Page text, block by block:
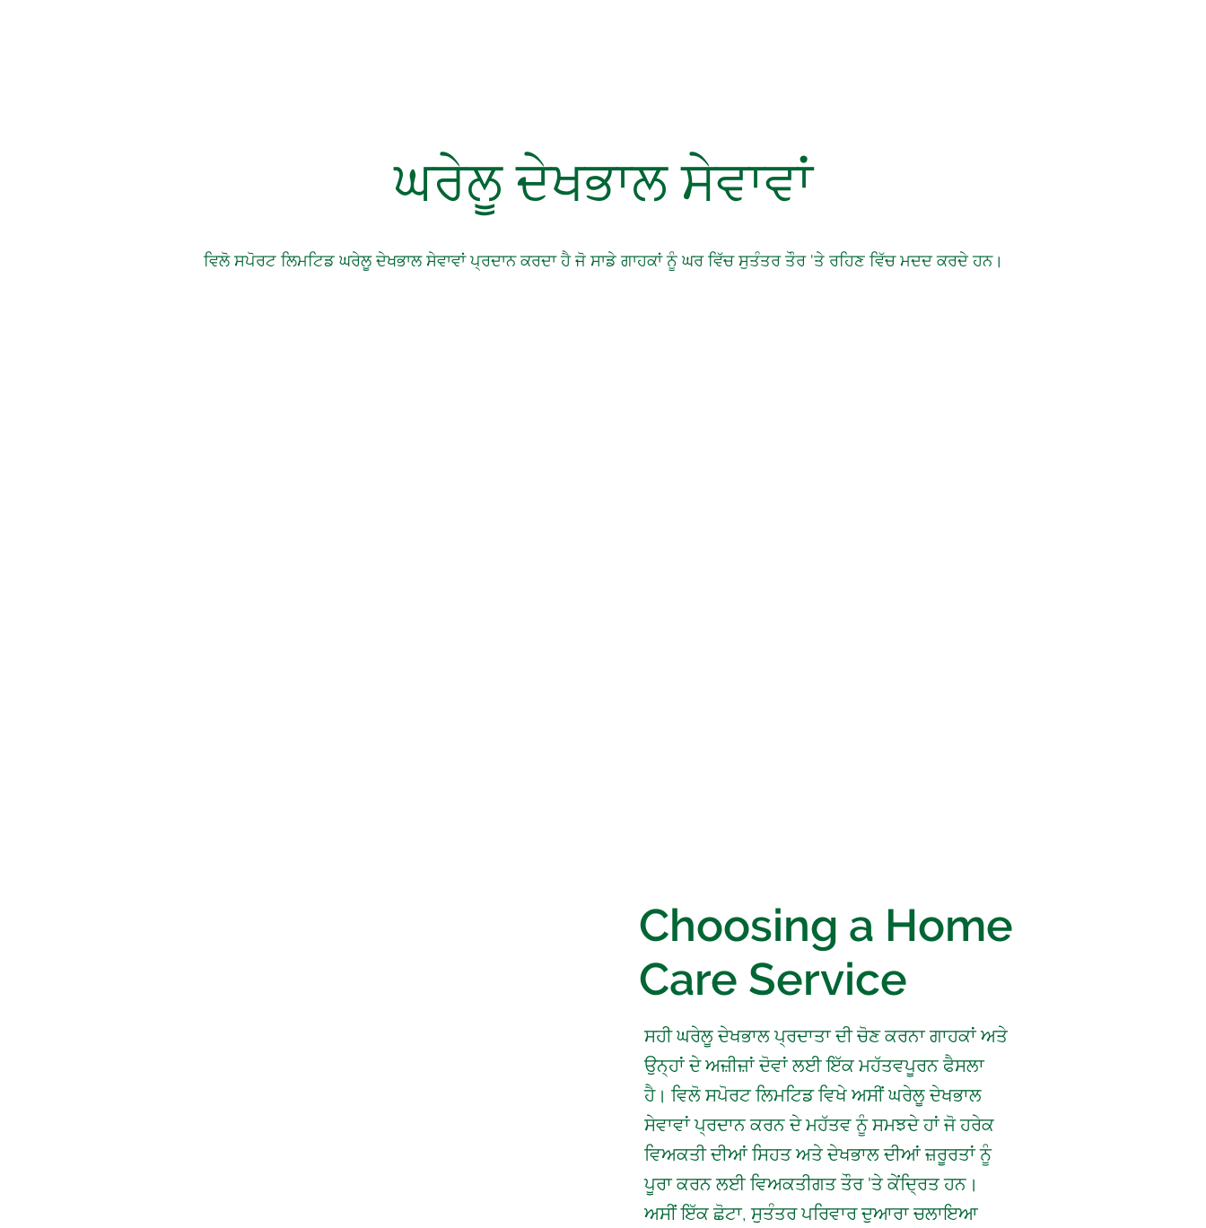
ਘਰੇਲੂ ਦੇਖਭਾਲ ਸੇਵਾਵਾਂ
ਵਿਲੋ ਸਪੋਰਟ ਲਿਮਟਿਡ ਘਰੇਲੂ ਦੇਖਭਾਲ ਸੇਵਾਵਾਂ ਪ੍ਰਦਾਨ ਕਰਦਾ ਹੈ ਜੋ ਸਾਡੇ ਗਾਹਕਾਂ ਨੂੰ ਘਰ ਵਿੱਚ ਸੁਤੰਤਰ ਤੌਰ 'ਤੇ ਰਹਿਣ ਵਿੱਚ ਮਦਦ ਕਰਦੇ ਹਨ।
Choosing a Home
Care Service
ਸਹੀ ਘਰੇਲੂ ਦੇਖਭਾਲ ਪ੍ਰਦਾਤਾ ਦੀ ਚੋਣ ਕਰਨਾ ਗਾਹਕਾਂ ਅਤੇ
ਉਨ੍ਹਾਂ ਦੇ ਅਜ਼ੀਜ਼ਾਂ ਦੋਵਾਂ ਲਈ ਇੱਕ ਮਹੱਤਵਪੂਰਨ ਫੈਸਲਾ
ਹੈ। ਵਿਲੋ ਸਪੋਰਟ ਲਿਮਟਿਡ ਵਿਖੇ ਅਸੀਂ ਘਰੇਲੂ ਦੇਖਭਾਲ
ਸੇਵਾਵਾਂ ਪ੍ਰਦਾਨ ਕਰਨ ਦੇ ਮਹੱਤਵ ਨੂੰ ਸਮਝਦੇ ਹਾਂ ਜੋ ਹਰੇਕ
ਵਿਅਕਤੀ ਦੀਆਂ ਸਿਹਤ ਅਤੇ ਦੇਖਭਾਲ ਦੀਆਂ ਜ਼ਰੂਰਤਾਂ ਨੂੰ
ਪੂਰਾ ਕਰਨ ਲਈ ਵਿਅਕਤੀਗਤ ਤੌਰ 'ਤੇ ਕੇਂਦ੍ਰਿਤ ਹਨ।
ਅਸੀਂ ਇੱਕ ਛੋਟਾ, ਸੁਤੰਤਰ ਪਰਿਵਾਰ ਦੁਆਰਾ ਚਲਾਇਆ